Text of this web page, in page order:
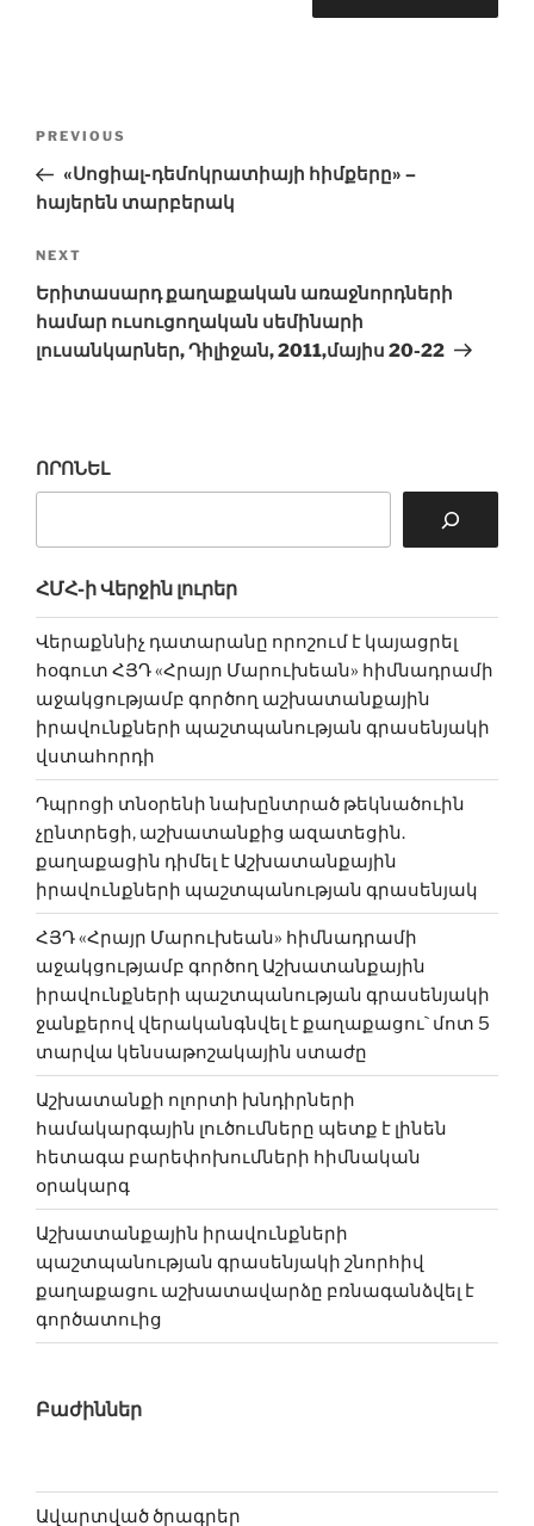
Previous
Post
PREVIOUS
«Սոցիալ-դեմոկրատիայի հիմքերը» –
հայերեն տարբերակ
Next
Post
NEXT
Երիտասարդ քաղաքական առաջնորդների
համար ուսուցողական սեմինարի
լուսանկարներ, Դիլիջան, 2011,մայիս 20-22
ՈՐՈՆԵԼ
ՀՄՀ-ի Վերջին լուրեր
Վերաքննիչ դատարանը որոշում է կայացրել
հօգուտ ՀՅԴ «Հրայր Մարուխեան» հիմնադրամի
աջակցությամբ գործող աշխատանքային
իրավունքների պաշտպանության գրասենյակի
վստահորդի
Դպրոցի տնօրենի նախընտրած թեկնածուին
չընտրեցի, աշխատանքից ազատեցին.
քաղաքացին դիմել է Աշխատանքային
իրավունքների պաշտպանության գրասենյակ
ՀՅԴ «Հրայր Մարուխեան» հիմնադրամի
աջակցությամբ գործող Աշխատանքային
իրավունքների պաշտպանության գրասենյակի
ջանքերով վերականգնվել է քաղաքացու` մոտ 5
տարվա կենսաթոշակային ստաժը
Աշխատանքի ոլորտի խնդիրների
համակարգային լուծումները պետք է լինեն
հետագա բարեփոխում­ների հիմնական
օրակարգ
Աշխատանքային իրավունքների
պաշտպանության գրասենյակի շնորհիվ
քաղաքացու աշխատավարձը բռնագանձվել է
գործատուից
Բաժիններ
Ավարտված ծրագրեր